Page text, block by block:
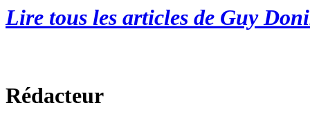
Lire tous les articles de Guy
Rédacteur